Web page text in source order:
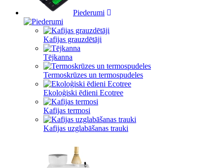
Piederumi
Kafijas grauzdētāji
Tējkanna
Termoskrūzes un termospudeles
Ekoloģiski ēdieni Ecotree
Kafijas termosi
Kafijas uzglabāšanas trauki